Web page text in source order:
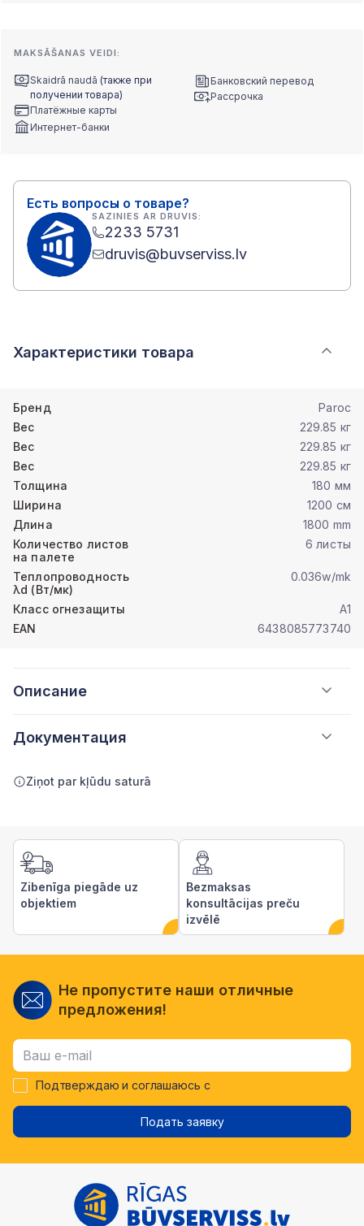
MAKSĀŠANAS VEIDI:
Skaidrā naudā (также при
получении товара)
Платёжные карты
Интернет-банки
Банковский перевод
Рассрочка
Есть вопросы о товаре?
SAZINIES AR DRUVIS:
2233 5731
druvis@buvserviss.lv
Характеристики товара
Бренд
Paroc
Вес
229.85 кг
Вес
229.85 кг
Вес
229.85 кг
Толщина
180 мм
Ширина
1200 см
Длина
1800 mm
Количество листов
на палете
6 листы
Теплопроводность
λd (Вт/мк)
0.036w/mk
Класс огнезащиты
A1
EAN
6438085773740
Описание
Документация
Ziņot par kļūdu saturā
Zibenīga piegāde uz
objektiem
Bezmaksas
konsultācijas preču
izvēlē
Не пропустите наши отличные
предложения!
Подтверждаю и соглашаюсь с
Подать заявку